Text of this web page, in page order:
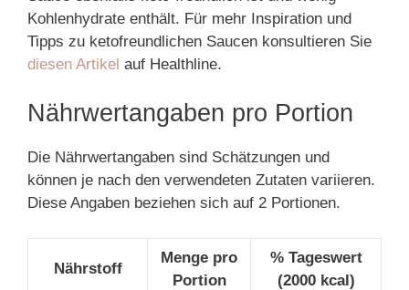
Kohlenhydrate enthält. Für mehr Inspiration und
Tipps zu ketofreundlichen Saucen konsultieren Sie
diesen Artikel auf Healthline.
Nährwertangaben pro Portion
Die Nährwertangaben sind Schätzungen und
können je nach den verwendeten Zutaten variieren.
Diese Angaben beziehen sich auf 2 Portionen.
Nährstoff
Menge pro
Portion
% Tageswert
(2000 kcal)